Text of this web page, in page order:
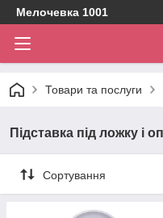
Мелочевка 1001
Товари та послуги
Підставка під ложку і
Сортування